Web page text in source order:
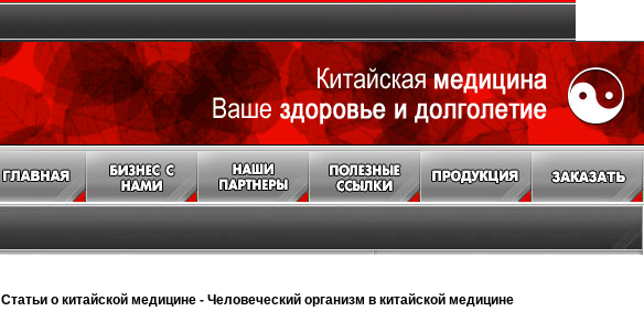
Статьи о китайской медицине - Человеческий организм в китайской медицине